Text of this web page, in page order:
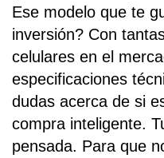
Ese modelo que te
inversión? Con
celulares en el
especificaciones
dudas acerca de si
compra inteligente.
pensada. Para que